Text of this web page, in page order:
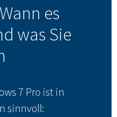
es
was Sie
7 Pro ist in
sinnvoll: